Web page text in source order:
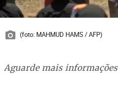
(foto: MAHMUD HAMS / AFP)
Aguarde mais informações